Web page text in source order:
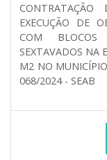
CONTRATAÇÃO
EXECUÇÃO DE
COM BLOCOS
SEXTAVADOS NA
M2 NO
068/2024 - SEAB